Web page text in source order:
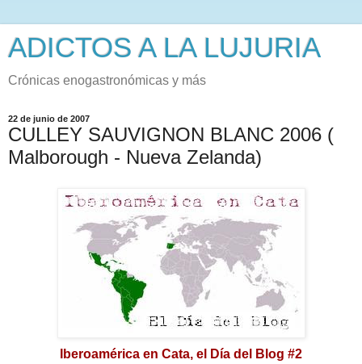
ADICTOS A LA LUJURIA
Crónicas enogastronómicas y más
22 de junio de 2007
CULLEY SAUVIGNON BLANC 2006 (
Malborough - Nueva Zelanda)
Iberoamérica en Cata, el Día del Blog #2